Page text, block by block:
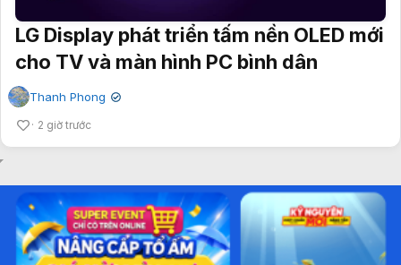
LG Display phát triển tấm nền OLED mới
cho TV và màn hình PC bình dân
Thanh Phong ✔
2 giờ trước